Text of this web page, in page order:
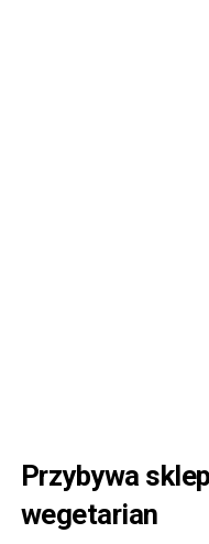
Przybywa
wegetarian